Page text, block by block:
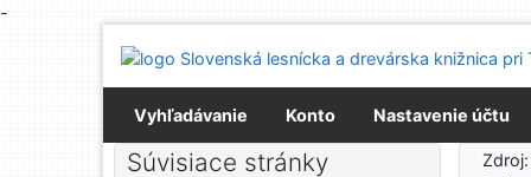
-
Prejsť na menu
Prehlásenie o webovej prístupnosti
Vyhľadávanie
Konto Nastavenie účtu
Súvisiace stránky